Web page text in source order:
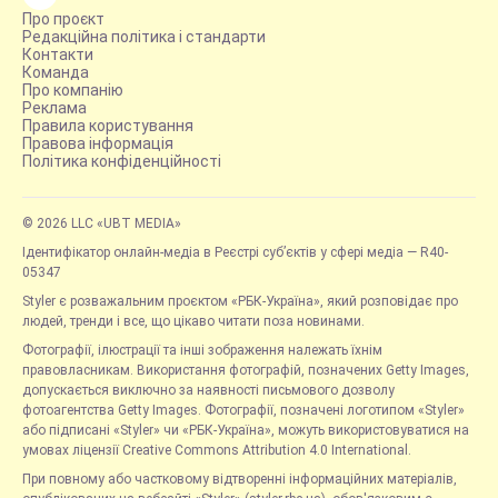
Про проєкт
Редакційна політика і стандарти
Контакти
Команда
Про компанію
Реклама
Правила користування
Правова інформація
Політика конфіденційності
© 2026 LLC «UBT MEDIA»
Ідентифікатор онлайн-медіа в Реєстрі суб’єктів у сфері медіа — R40-
05347
Styler є розважальним проєктом «РБК-Україна», який розповідає про
людей, тренди і все, що цікаво читати поза новинами.
Фотографії, ілюстрації та інші зображення належать їхнім
правовласникам. Використання фотографій, позначених Getty Images,
допускається виключно за наявності письмового дозволу
фотоагентства Getty Images. Фотографії, позначені логотипом «Styler»
або підписані «Styler» чи «РБК-Україна», можуть використовуватися на
умовах ліцензії Creative Commons Attribution 4.0 International.
При повному або частковому відтворенні інформаційних матеріалів,